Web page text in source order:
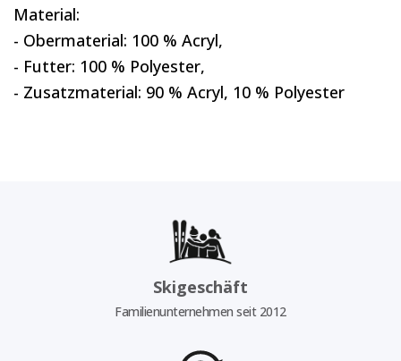
Material:
- Obermaterial: 100 % Acryl,
- Futter: 100 % Polyester,
- Zusatzmaterial: 90 % Acryl, 10 % Polyester
Skigeschäft
Familienunternehmen seit 2012